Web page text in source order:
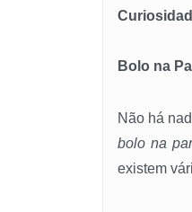
Bolo na
Não há
bolo na
existem